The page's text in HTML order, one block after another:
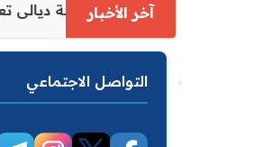
آخر الأخبار
العدل الاقدم يبحث مع رئيس مجلس
التواصل الاجتماعي